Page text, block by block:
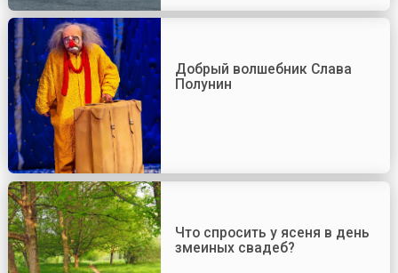
Добрый волшебник Слава
Полунин
Что спросить у ясеня в день
змеиных свадеб?